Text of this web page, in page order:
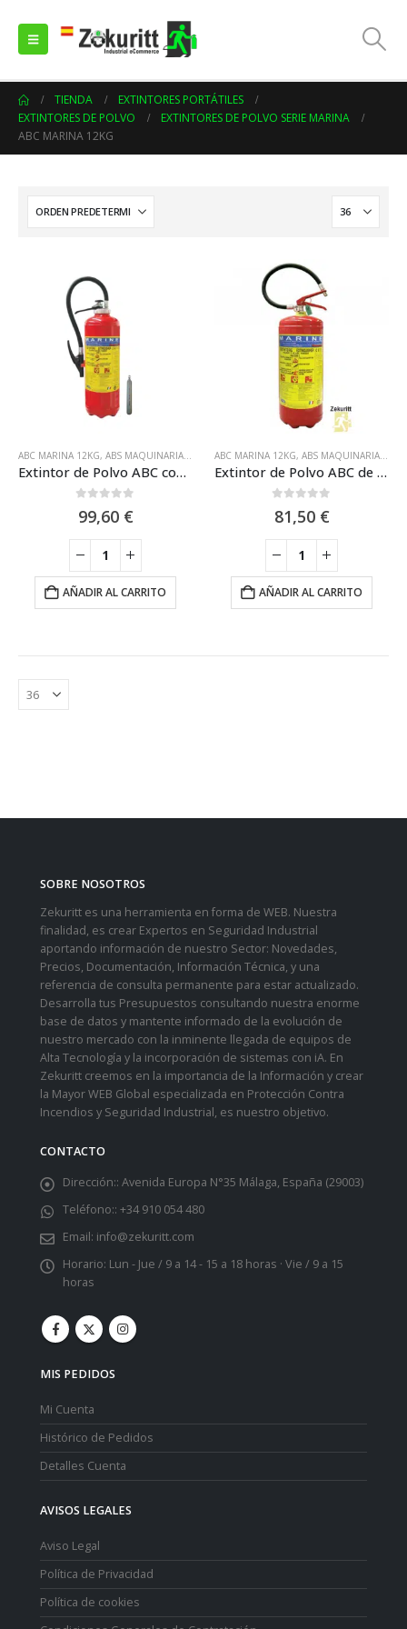
TIENDA
EXTINTORES PORTÁTILES
EXTINTORES DE POLVO
EXTINTORES DE POLVO SERIE MARINA
ABC MARINA 12KG
ABC MARINA 12KG, ABS MAQUINARIA ALTA EFICACIA 12KG ,ANAF,BEXT,ESTANDAR
Extintor de Polvo ABC con Cartucho de 12 kg Eficacia 55A 233B C Anaf ABS FIRE 14172-X Marina
99,60 €
AÑADIR AL CARRITO
ABC MARINA 12KG, ABS MAQUINARIA
Extintor de Polvo ABC de 12 kg Alta Eficacia 55A 233B C Anaf ABS FIRE 14172 Marina
81,50 €
AÑADIR AL CARRITO
SOBRE NOSOTROS
Zekuritt es una herramienta en forma de WEB. Nuestra
finalidad, es crear Expertos en Seguridad Industrial
aportando información de nuestro Sector: Novedades,
Precios, Documentación, Información Técnica, y una
referencia de consulta permanente para estar actualizado.
Desarrolla tus Presupuestos consultando nuestra enorme
base de datos y mantente informado de la evolución de
nuestro mercado con la inminente llegada de equipos de
Alta Tecnología y la incorporación de sistemas con iA. En
Zekuritt creemos en la importancia de la Información y crear
la Mayor WEB Global especializada en Protección Contra
Incendios y Seguridad Industrial, es nuestro objetivo.
CONTACTO
Dirección:: Avenida Europa N°35 Málaga, España (29003)
Teléfono:: +34 910 054 480
Email: info@zekuritt.com
Horario: Lun - Jue / 9 a 14 - 15 a 18 horas · Vie / 9 a 15
horas
MIS PEDIDOS
Mi Cuenta
Histórico de Pedidos
Detalles Cuenta
AVISOS LEGALES
Aviso Legal
Política de Privacidad
Política de cookies